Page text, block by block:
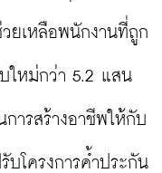
ยเหลือพนักงานที่ถูก
ใหม่กว่า 5.2 แสน
ารสร้างอาชีพให้กับ
บโครงการค้ำประกัน